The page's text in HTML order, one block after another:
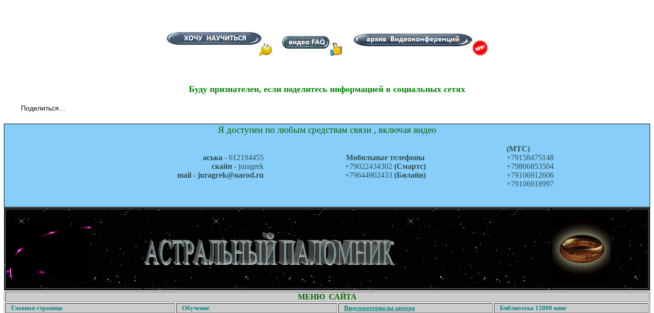
Буду признателен, если поделитесь информацией в социальных сетях
Поделиться…
Я доступен по любым средствам связи , включая видео
аська - 612194455
скайп - juragrek
mail - juragrek@narod.ru
Мобильные телефоны
+79022434302 (Смартс)
+79644902433(Билайн)
(МТС)
+79158475148
+79806853504
+79106912606
+79106918997
МЕНЮ САЙТА
Главная страница Обучение Видеоматериалы автора
Библиотека 12000 книг